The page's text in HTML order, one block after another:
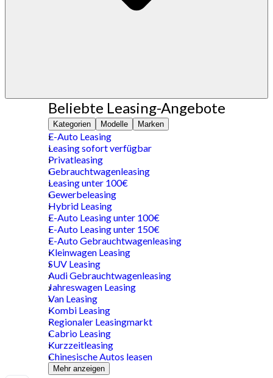
Beliebte Leasing-Angebote
Kategorien Modelle Marken
E-Auto Leasing
Leasing sofort verfügbar
Privatleasing
Gebrauchtwagenleasing
Leasing unter 100€
Gewerbeleasing
Hybrid Leasing
E-Auto Leasing unter 100€
E-Auto Leasing unter 150€
E-Auto Gebrauchtwagenleasing
Kleinwagen Leasing
SUV Leasing
Audi Gebrauchtwagenleasing
Jahreswagen Leasing
Van Leasing
Kombi Leasing
Regionaler Leasingmarkt
Cabrio Leasing
Kurzzeitleasing
Chinesische Autos leasen
Mehr anzeigen